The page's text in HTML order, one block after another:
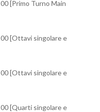
[Primo Turno Main
[Ottavi singolare e
[Ottavi singolare e
[Quarti singolare e